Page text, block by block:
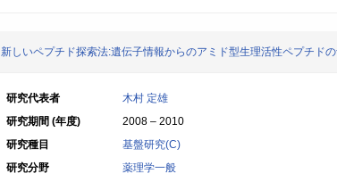
新しいペプチド探索法:遺伝子情報からのアミド型生理活性ペプチドの
研究代表者
木村 定雄
研究期間 (年度)
2008 – 2010
研究種目
基盤研究(C)
研究分野
薬理学一般